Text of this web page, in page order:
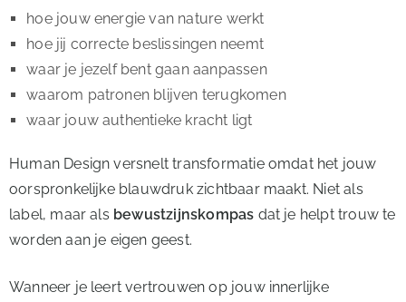
hoe jouw energie van nature werkt
hoe jij correcte beslissingen neemt
waar je jezelf bent gaan aanpassen
waarom patronen blijven terugkomen
waar jouw authentieke kracht ligt
Human Design versnelt transformatie omdat het jouw
oorspronkelijke blauwdruk zichtbaar maakt. Niet als
label, maar als bewustzijnskompas dat je helpt trouw te
worden aan je eigen geest.
Wanneer je leert vertrouwen op jouw innerlijke